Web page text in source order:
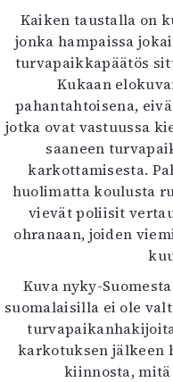
Kaiken taustalla on
jonka hampaissa
turvapaikkapäätös
Kukaan
pahantahtoisena,
jotka ovat vastuussa
saaneen
karkottamisesta.
huolimatta koulusta
vievät poliisit
ohranaan, joiden
Kuva nyky-
suomalaisilla ei ole
karkotuksen jälkeen
kiinnosta,